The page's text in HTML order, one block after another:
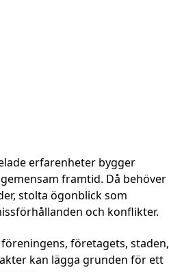
erfarenheter bygger
framtid. Då behöver
stolta ögonblick som
och konflikter.
företagets, staden,
kan lägga grunden för ett